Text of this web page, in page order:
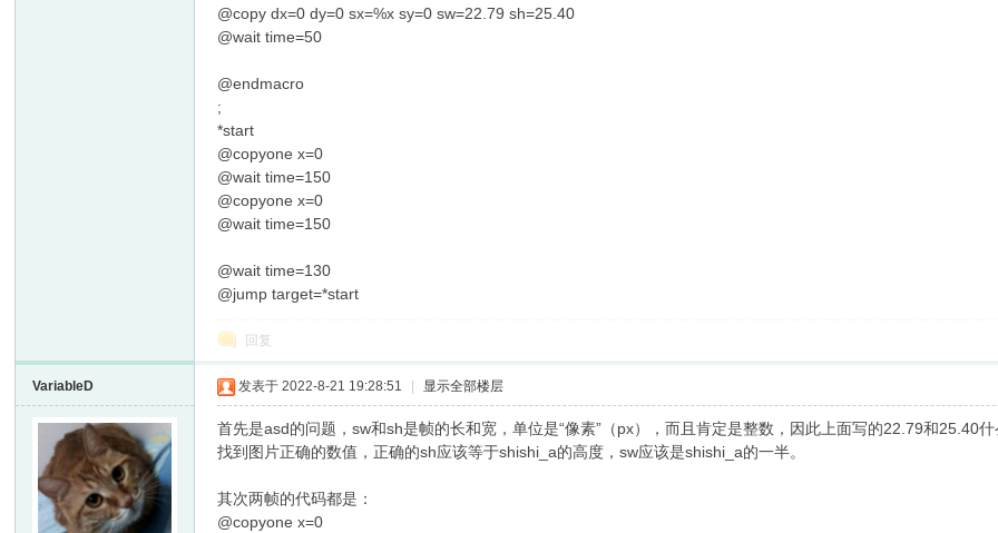
@copy dx=0 dy=0 sx=%x sy=0 sw=22.79 sh=25.40
@wait time=50
@endmacro
;
*start
@copyone x=0
@wait time=150
@copyone x=0
@wait time=150
@wait time=130
@jump target=*start
回复
VariableD 发表于 2022-8-21 19:28:51 显示全部楼层
首先是asd的问题，sw和sh是帧的长和宽，单位是“像素”（px），而且肯定是整数，因此上面写的22.79和25.40
找到图片正确的数值，正确的sh应该等于shishi_a的高度，sw应该是shishi_a的一半。
其次两帧的代码都是：
@copyone x=0